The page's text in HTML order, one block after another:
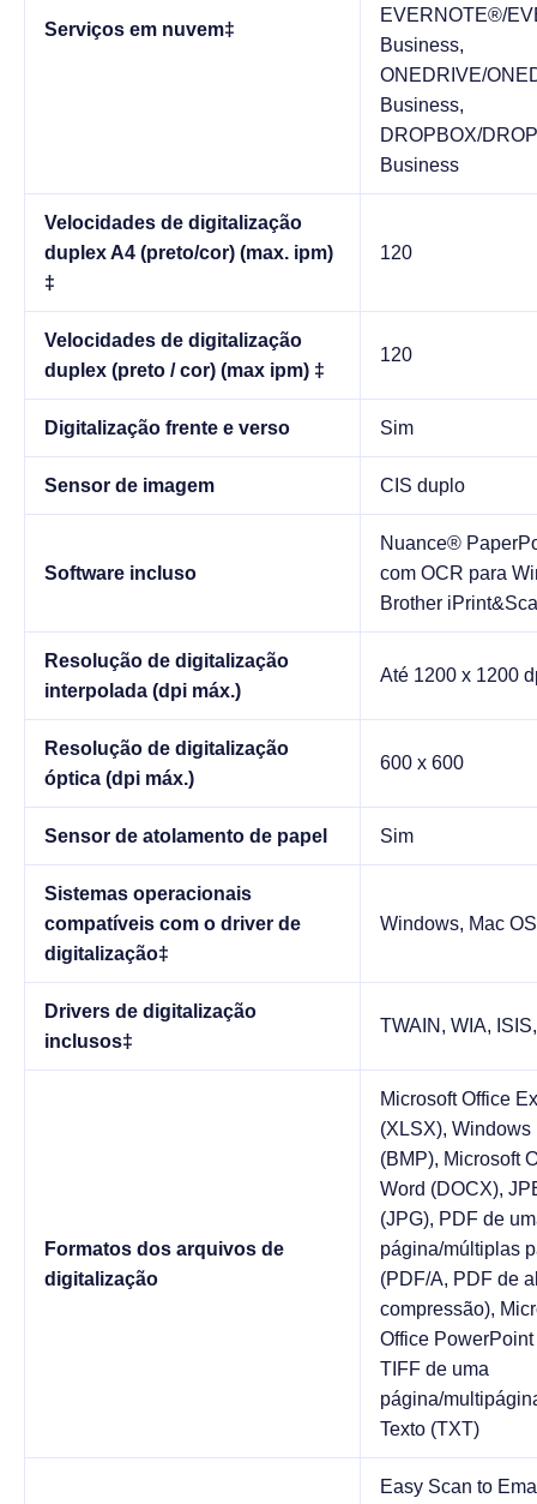
Serviços em nuvem‡
EVERNOTE®/
Business,
ONEDRIVE/
Business,
DROPBOX/
Business
Velocidades de digitalização
duplex A4 (preto/cor) (max. ipm)
‡
120
Velocidades de digitalização
duplex (preto / cor) (max ipm) ‡
120
Digitalização frente e verso Sim
Sensor de imagem CIS duplo
Software incluso
Nuance®
com OCR para
Brother
Resolução de digitalização
interpolada (dpi máx.)
Até 1200 x 1200
Resolução de digitalização
óptica (dpi máx.)
600 x 600
Sensor de atolamento de papel Sim
Sistemas operacionais
compatíveis com o driver de
digitalização‡
Windows, Mac
Drivers de digitalização
inclusos‡
TWAIN, WIA,
Formatos dos arquivos de
digitalização
Microsoft Office
(XLSX), Windows
(BMP), Microsoft
Word (DOCX),
(JPG), PDF de
página/múltiplas
(PDF/A, PDF de
compressão),
Office
TIFF de uma
página/
Texto (TXT)
Easy Scan to